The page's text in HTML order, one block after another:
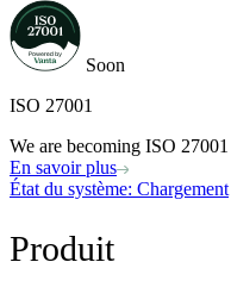
Soon
ISO 27001
We are becoming ISO
En savoir plus
État du système: Chargement
Produit